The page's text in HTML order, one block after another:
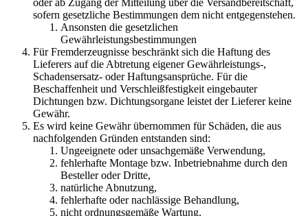
oder ab Zugang der Mitteilung über die Versandbereitschaft,
sofern gesetzliche Bestimmungen dem nicht entgegenstehen.
Ansonsten die gesetzlichen
Gewährleistungsbestimmungen
Für Fremderzeugnisse beschränkt sich die Haftung des
Lieferers auf die Abtretung eigener Gewährleistungs-,
Schadensersatz- oder Haftungsansprüche. Für die
Beschaffenheit und Verschleißfestigkeit eingebauter
Dichtungen bzw. Dichtungsorgane leistet der Lieferer keine
Gewähr.
Es wird keine Gewähr übernommen für Schäden, die aus
nachfolgenden Gründen entstanden sind:
Ungeeignete oder unsachgemäße Verwendung,
fehlerhafte Montage bzw. Inbetriebnahme durch den
Besteller oder Dritte,
natürliche Abnutzung,
fehlerhafte oder nachlässige Behandlung,
nicht ordnungsgemäße Wartung,